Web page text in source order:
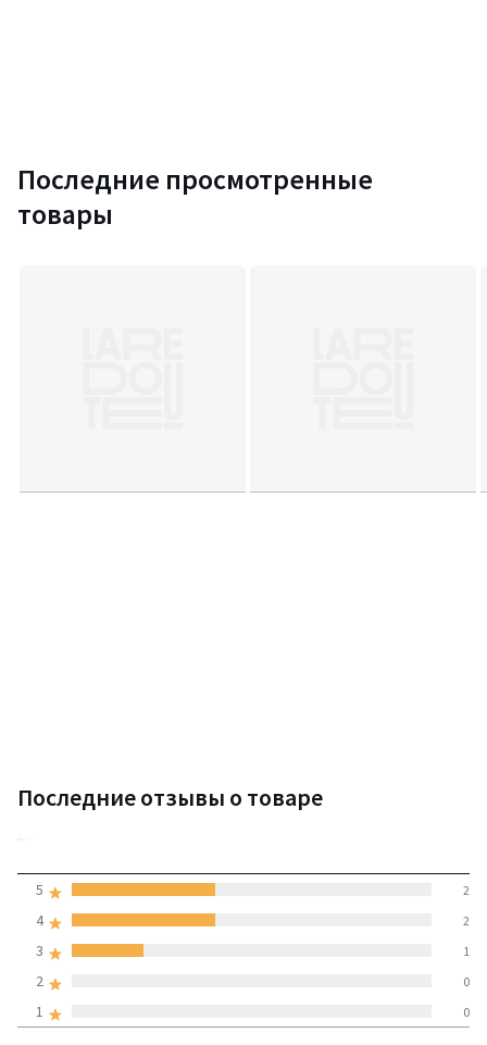
Последние просмотренные
товары
Последние отзывы о товаре
средняя оценка
1 0
2 0
3 1
4 2
5 2